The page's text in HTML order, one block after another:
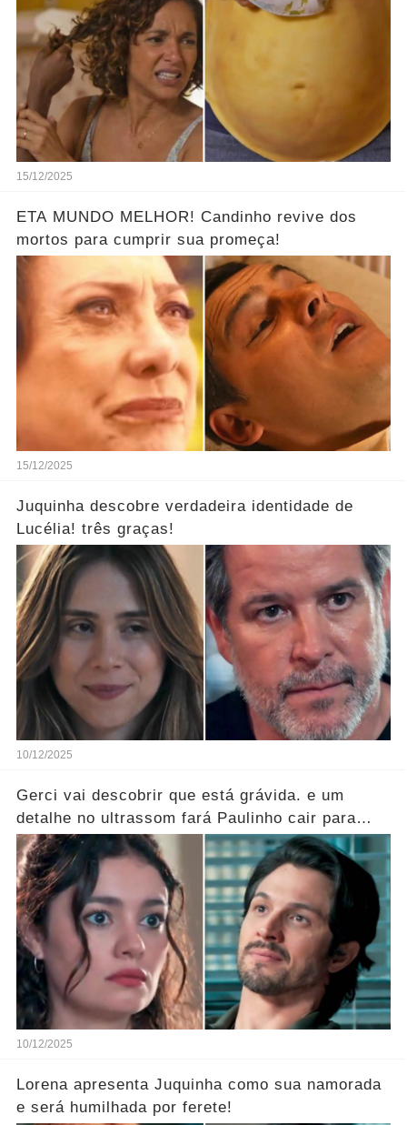
15/12/2025
ETA MUNDO MELHOR! Candinho revive dos
mortos para cumprir sua promeça!
15/12/2025
Juquinha descobre verdadeira identidade de
Lucélia! três graças!
10/12/2025
Gerci vai descobrir que está grávida. e um
detalhe no ultrassom fará Paulinho cair para
trás!
10/12/2025
Lorena apresenta Juquinha como sua namorada
e será humilhada por ferete!